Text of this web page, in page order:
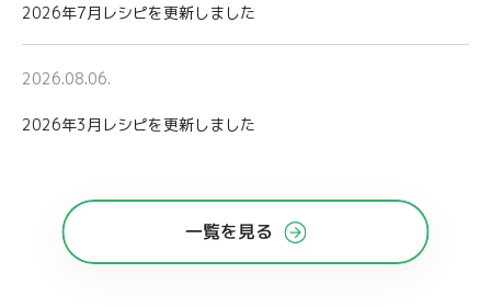
2026年7月レシピを更新しました
2026.08.06.
2026年3月レシピを更新しました
一覧を見る